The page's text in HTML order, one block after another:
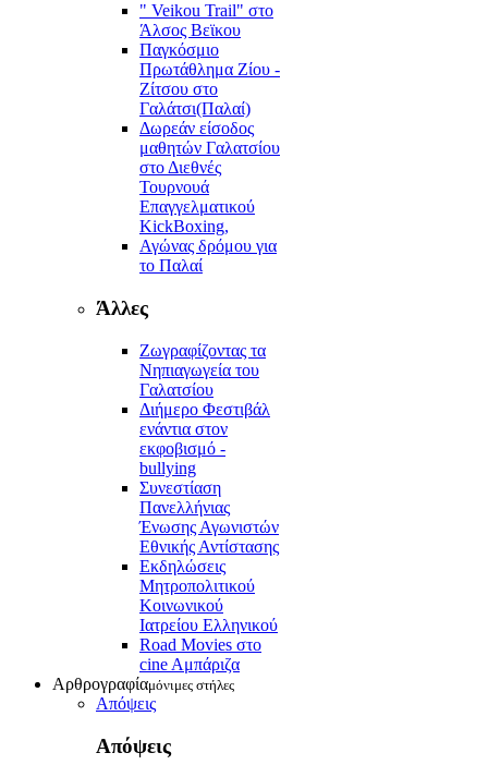
" Veikou Trail" στο
Άλσος Βεϊκου
Παγκόσμιο
Πρωτάθλημα Ζίου -
Ζίτσου στο
Γαλάτσι(Παλαί)
Δωρεάν είσοδος
μαθητών Γαλατσίου
στο Διεθνές
Τουρνουά
Επαγγελματικού
KickBoxing,
Αγώνας δρόμου για
το Παλαί
Άλλες
Ζωγραφίζοντας τα
Νηπιαγωγεία του
Γαλατσίου
Διήμερο Φεστιβάλ
ενάντια στον
εκφοβισμό -
bullying
Συνεστίαση
Πανελλήνιας
Ένωσης Αγωνιστών
Εθνικής Αντίστασης
Εκδηλώσεις
Μητροπολιτικού
Κοινωνικού
Ιατρείου Ελληνικού
Road Movies στο
cine Aμπάριζα
Αρθρογραφίαμόνιμες στήλες
Απόψεις
Απόψεις